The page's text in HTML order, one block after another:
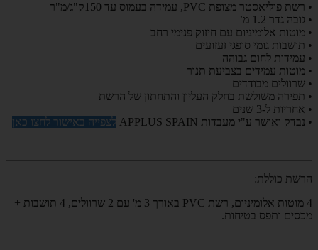
• רשת פוליאסטר מצופת PVC, עמידה בעמוס עד 150ק"ג/מ"ר
• גובה גדר 1.2 מ’
• מוטות אלומיניום עם חיזוק פנימי רחב
• תושבות גומי סופגי זעזועים
• עמידות לחום גבוהה
• מוטות עמידים בצביעת תנור
• שרוולים מבודדים
• תפירה משולשת בחלק העליון והתחתון של הרשת
• אחריות ל-3 שנים
• נבדק ואושר ע"י מעבדות
APPLUS SPAIN לצפייה באישור לחצו כאן
הרשת כוללת:
4 מוטות אלומיניום, רשת PVC באורך 3 מ' עם 2 שרוולים, 4 תושבות +
מכסים ותפס בטיחות.